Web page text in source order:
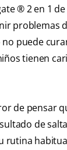
® 2 en 1
problemas
puede
tienen
de pensar
de
rutina